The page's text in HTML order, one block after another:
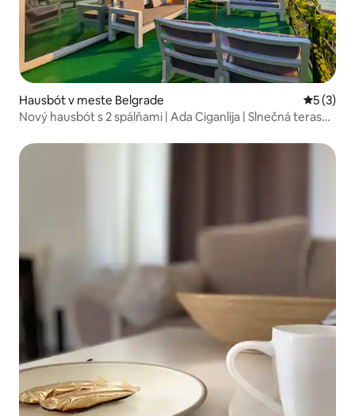
Hausbót v meste Belgrade
5 (3)
Nový hausbót s 2 spálňami | Ada Ciganlija | Slnečná terasa |